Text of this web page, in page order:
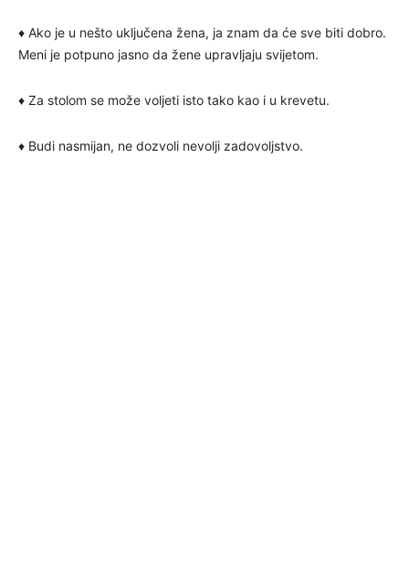
♦ Ako je u nešto uključena žena, ja znam da će sve biti dobro.
Meni je potpuno jasno da žene upravljaju svijetom.
♦ Za stolom se može voljeti isto tako kao i u krevetu.
♦ Budi nasmijan, ne dozvoli nevolji zadovoljstvo.